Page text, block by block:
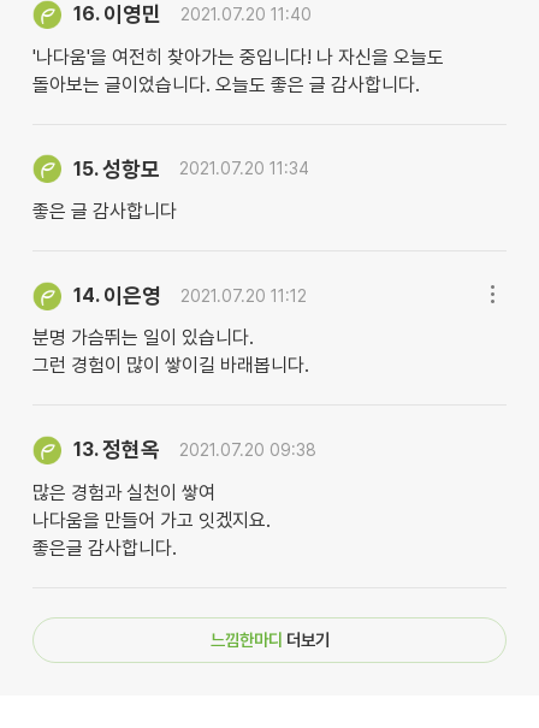
16. 이영민 2021.07.20 11:40
'나다움'을 여전히 찾아가는 중입니다! 나 자신을 오늘도
돌아보는 글이었습니다. 오늘도 좋은 글 감사합니다.
15.성항모 2021.07.20 11:34
좋은 글 감사합니다
14. 이은영 2021.07.20 11:12
분명 가슴뛰는 일이 있습니다.
그런 경험이 많이 쌓이길 바래봅니다.
13.정현옥 2021.07.20 09:38
많은 경험과 실천이 쌓여
나다움을 만들어 가고 잇겠지요.
좋은글 감사합니다.
느낌한마디 더보기